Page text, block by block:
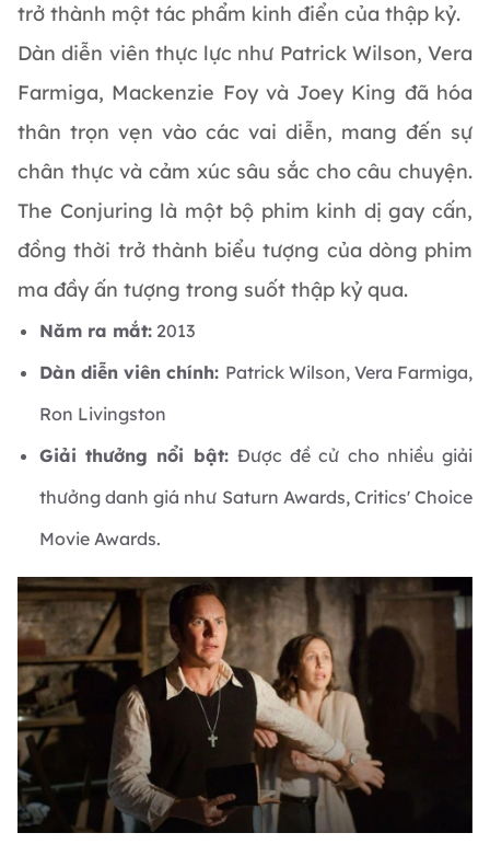
trở thành một tác phẩm kinh điển của thập kỷ.
Dàn diễn viên thực lực như Patrick Wilson, Vera
Farmiga, Mackenzie Foy và Joey King đã hóa
thân trọn vẹn vào các vai diễn, mang đến sự
chân thực và cảm xúc sâu sắc cho câu chuyện.
The Conjuring là một bộ phim kinh dị gay cấn,
đồng thời trở thành biểu tượng của dòng phim
ma đầy ấn tượng trong suốt thập kỷ qua.
Năm ra mắt: 2013
Dàn diễn viên chính: Patrick Wilson, Vera Farmiga,
Ron Livingston
Giải thưởng nổi bật: Được đề cử cho nhiều giải
thưởng danh giá như Saturn Awards, Critics' Choice
Movie Awards.